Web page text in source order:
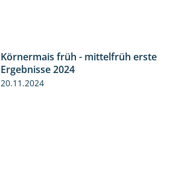
Körnermais früh - mittelfrüh erste
Ergebnisse 2024
20.11.2024